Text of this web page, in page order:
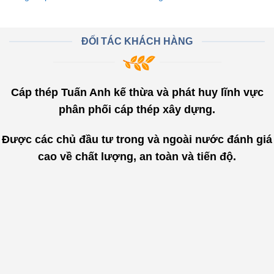
ĐỐI TÁC KHÁCH HÀNG
Cáp thép Tuấn Anh kế thừa và phát huy lĩnh vực
phân phối cáp thép xây dựng.
Được các chủ đầu tư trong và ngoài nước đánh giá
cao về chất lượng, an toàn và tiến độ.